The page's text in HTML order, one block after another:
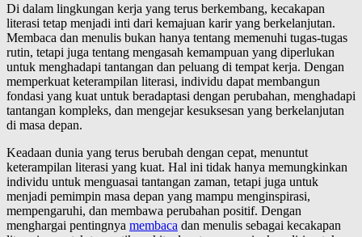
Di dalam lingkungan kerja yang terus berkembang, kecakapan
literasi tetap menjadi inti dari kemajuan karir yang berkelanjutan.
Membaca dan menulis bukan hanya tentang memenuhi tugas-tugas
rutin, tetapi juga tentang mengasah kemampuan yang diperlukan
untuk menghadapi tantangan dan peluang di tempat kerja. Dengan
memperkuat keterampilan literasi, individu dapat membangun
fondasi yang kuat untuk beradaptasi dengan perubahan, menghadapi
tantangan kompleks, dan mengejar kesuksesan yang berkelanjutan
di masa depan.
Keadaan dunia yang terus berubah dengan cepat, menuntut
keterampilan literasi yang kuat. Hal ini tidak hanya memungkinkan
individu untuk menguasai tantangan zaman, tetapi juga untuk
menjadi pemimpin masa depan yang mampu menginspirasi,
mempengaruhi, dan membawa perubahan positif. Dengan
menghargai pentingnya membaca dan menulis sebagai kecakapan